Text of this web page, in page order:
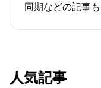
同期などの記事
人気記事